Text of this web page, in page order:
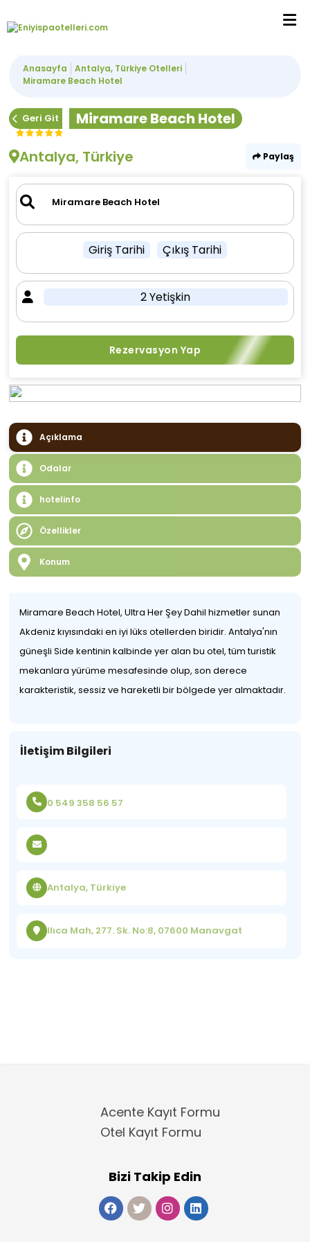
Anasayfa
Antalya, Türkiye Otelleri
Miramare Beach Hotel
Geri Git
Miramare Beach Hotel
Antalya, Türkiye
Paylaş
Giriş Tarihi Çıkış Tarihi
2 Yetişkin
Rezervasyon Yap
Açıklama
Odalar
hotelinfo
Özellikler
Konum
Miramare Beach Hotel, Ultra Her Şey Dahil hizmetler sunan
Akdeniz kıyısındaki en iyi lüks otellerden biridir. Antalya'nın
güneşli Side kentinin kalbinde yer alan bu otel, tüm turistik
mekanlara yürüme mesafesinde olup, son derece
karakteristik, sessiz ve hareketli bir bölgede yer almaktadır.
İletişim Bilgileri
0 549 358 56 57
Antalya, Türkiye
Ilıca Mah, 277. Sk. No:8, 07600 Manavgat
Acente Kayıt Formu
Otel Kayıt Formu
Bizi Takip Edin